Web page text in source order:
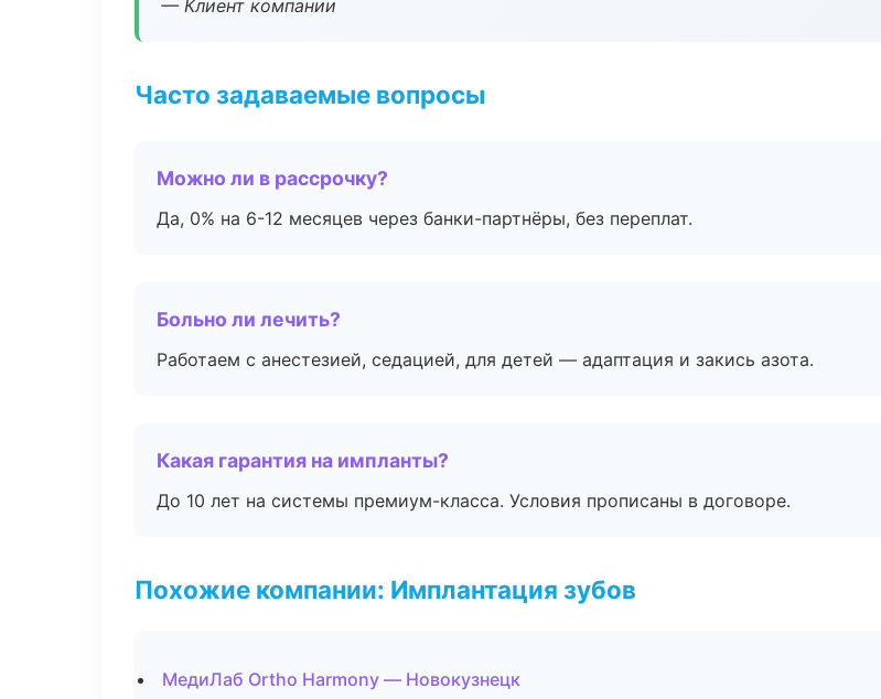
— Клиент компании
Часто задаваемые вопросы
Можно ли в рассрочку?
Да, 0% на 6-12 месяцев через банки-партнёры, без переплат.
Больно ли лечить?
Работаем с анестезией, седацией, для детей — адаптация и закись азота.
Какая гарантия на импланты?
До 10 лет на системы премиум-класса. Условия прописаны в договоре.
Похожие компании: Имплантация зубов
МедиЛаб Ortho Harmony — Новокузнецк